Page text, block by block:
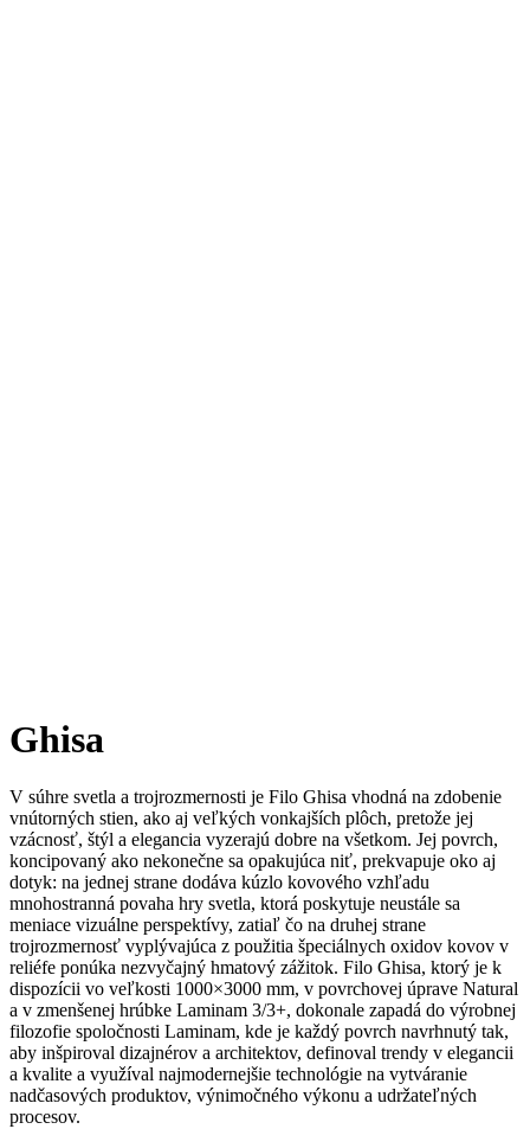
Ghisa
V súhre svetla a trojrozmernosti je Filo Ghisa vhodná na zdobenie
vnútorných stien, ako aj veľkých vonkajších plôch, pretože jej
vzácnosť, štýl a elegancia vyzerajú dobre na všetkom. Jej povrch,
koncipovaný ako nekonečne sa opakujúca niť, prekvapuje oko aj
dotyk: na jednej strane dodáva kúzlo kovového vzhľadu
mnohostranná povaha hry svetla, ktorá poskytuje neustále sa
meniace vizuálne perspektívy, zatiaľ čo na druhej strane
trojrozmernosť vyplývajúca z použitia špeciálnych oxidov kovov v
reliéfe ponúka nezvyčajný hmatový zážitok. Filo Ghisa, ktorý je k
dispozícii vo veľkosti 1000×3000 mm, v povrchovej úprave Natural
a v zmenšenej hrúbke Laminam 3/3+, dokonale zapadá do výrobnej
filozofie spoločnosti Laminam, kde je každý povrch navrhnutý tak,
aby inšpiroval dizajnérov a architektov, definoval trendy v elegancii
a kvalite a využíval najmodernejšie technológie na vytváranie
nadčasových produktov, výnimočného výkonu a udržateľných
procesov.